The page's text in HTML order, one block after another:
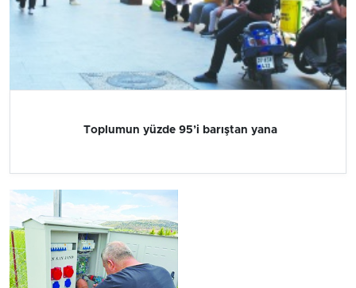
Toplumun yüzde 95’i barıştan yana